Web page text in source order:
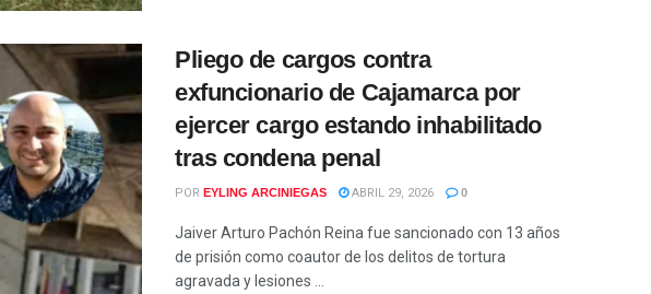
Pliego de cargos contra
exfuncionario de Cajamarca por
ejercer cargo estando inhabilitado
tras condena penal
POR EYLING ARCINIEGAS ABRIL 29, 2026 0
Jaiver Arturo Pachón Reina fue sancionado con 13 años
de prisión como coautor de los delitos de tortura
agravada y lesiones ...